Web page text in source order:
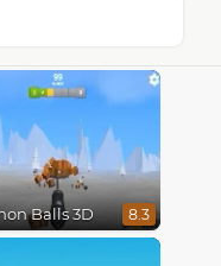
Balls 3D 8.3